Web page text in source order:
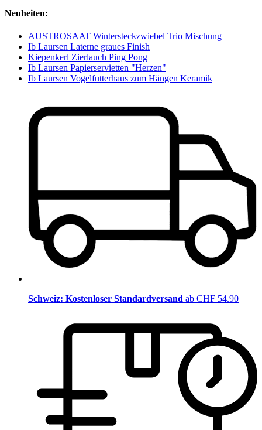
Neuheiten:
AUSTROSAAT Wintersteckzwiebel Trio Mischung
Ib Laursen Laterne graues Finish
Kiepenkerl Zierlauch Ping Pong
Ib Laursen Papierservietten "Herzen"
Ib Laursen Vogelfutterhaus zum Hängen Keramik
Schweiz: Kostenloser Standardversand ab CHF 54.90